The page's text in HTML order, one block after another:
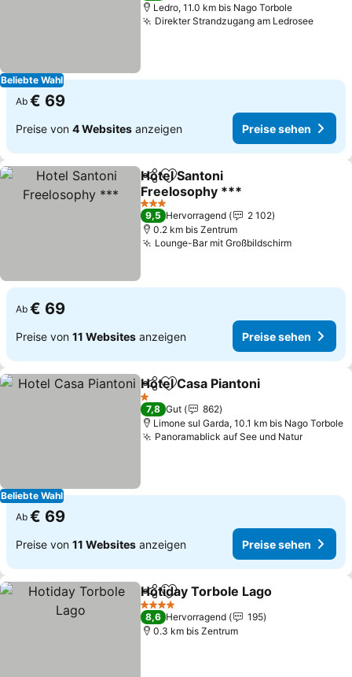
Beliebte Wahl
Ledro, 11.0 km bis Nago Torbole
Direkter Strandzugang am Ledrosee
Ab € 69
Preise von 4 Websites anzeigen Preise sehen
TeilenZu Favoriten hinzufügen
Hotel Santoni
Freelosophy ***
3 Sterne
9,5 Hervorragend
2 102
0.2 km bis Zentrum
Lounge-Bar mit Großbildschirm
Ab € 69
Preise von 11 Websites anzeigen Preise sehen
Beliebte Wahl
TeilenZu Favoriten hinzufügen
Hotel Casa Piantoni
1 Sterne
7,8 Gut
862
Limone sul Garda, 10.1 km bis Nago Torbole
Panoramablick auf See und Natur
Ab € 69
Preise von 11 Websites anzeigen Preise sehen
TeilenZu Favoriten hinzufügen
Hotiday Torbole Lago
4 Sterne
8,6 Hervorragend
195
0.3 km bis Zentrum